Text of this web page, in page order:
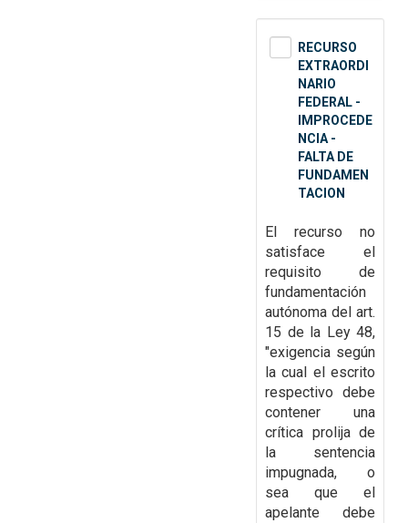
RECURSO
EXTRAORDI
NARIO
FEDERAL -
IMPROCEDE
NCIA -
FALTA DE
FUNDAMEN
TACION
El recurso no
satisface el
requisito de
fundamentación
autónoma del art.
15 de la Ley 48,
"exigencia según
la cual el escrito
respectivo debe
contener una
crítica prolija de
la sentencia
impugnada, o
sea que el
apelante debe